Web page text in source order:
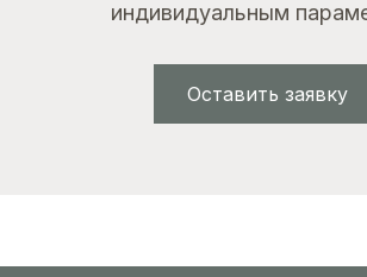
индивидуальным
Оставить заявку